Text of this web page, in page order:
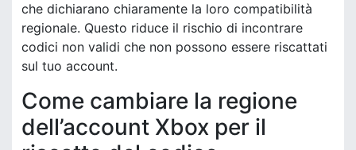
che dichiarano chiaramente la loro compatibilità
regionale. Questo riduce il rischio di incontrare
codici non validi che non possono essere riscattati
sul tuo account.
Come cambiare la regione
dell’account Xbox per il